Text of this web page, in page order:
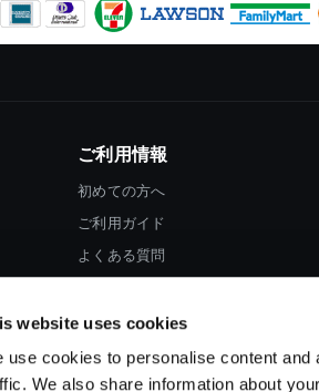
website uses cookies
use cookies to personalise content
We also share information about
ご利用情報
初めての方へ
ご利用ガイド
よくある質問